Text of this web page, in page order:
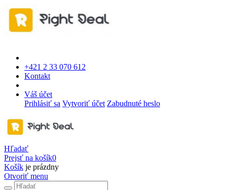
+421 2 33 070 612
Kontakt
Váš účet
Prihlásiť sa Vytvoriť účet Zabudnuté heslo
Hľadať
Prejsť na košík0
Košík je prázdny
Otvoriť menu